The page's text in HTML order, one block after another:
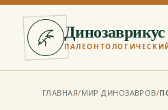
Динозаврикус
ГЛАВНАЯ/МИР ДИНОЗАВРОВ/